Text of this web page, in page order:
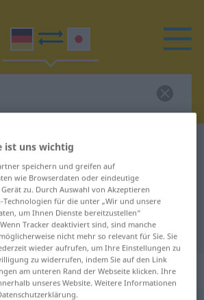
Wörterbuch
Übersetzung
Japanisch Übersetzung
ist uns wichtig
speichern und greifen auf
wie Browserdaten oder eindeutige
zu. Durch Auswahl von Akzeptieren
Technologien für die unter „Wir und unsere
um Ihnen Dienste bereitzustellen“
Tracker deaktiviert sind, sind manche
nicht mehr so relevant für Sie. Sie
wieder aufrufen, um Ihre Einstellungen zu
zu widerrufen, indem Sie auf den Link
am unteren Rand der Webseite klicken. Ihre
unseres Website. Weitere Informationen